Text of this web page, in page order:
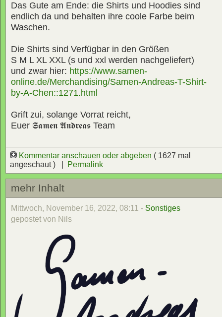
Das Gute am Ende: die Shirts und Hoodies sind
endlich da und behalten ihre coole Farbe beim
Waschen.
Die Shirts sind Verfügbar in den Größen
S M L XL XXL (s und xxl werden nachgeliefert)
und zwar hier: https://www.samen-
online.de/Merchandising/Samen-Andreas-T-Shirt-
by-A-Chen::1271.html
Grift zui, solange Vorrat reicht,
Euer 𝕾𝖆𝖒𝖊𝖓 𝕬𝖓𝖉𝖗𝖊𝖆𝖘 Team
Kommentar anschauen oder abgeben ( 1627 mal
angeschaut ) |
Permalink
mehr Inhalt
Mittwoch, November 16, 2022, 08:11 - Sonstiges
gepostet von Nils